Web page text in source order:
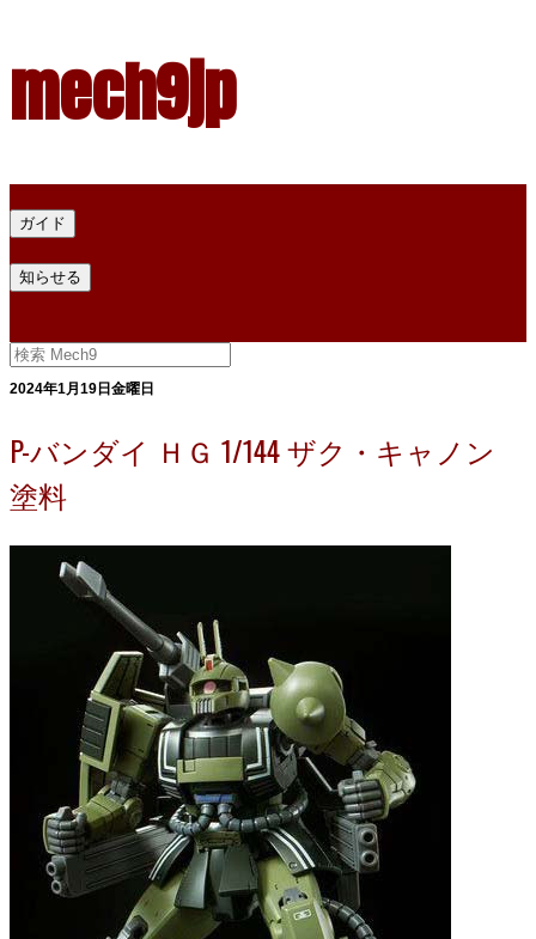
mech9jp
ガイド
知らせる
2024年1月19日金曜日
P-バンダイ ＨＧ 1/144 ザク・キャノン
塗料